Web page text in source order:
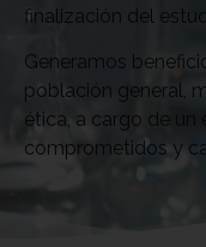
finalización del
Generamos
población general,
ética, a cargo de
comprometidos y